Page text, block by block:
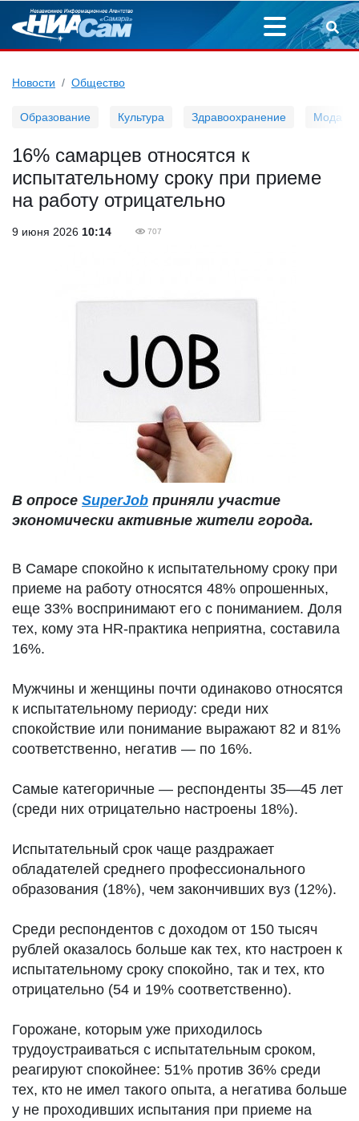
Новости Общество
Образование Культура Здравоохранение Мода
16% самарцев относятся к
испытательному сроку при приеме
на работу отрицательно
9 июня 2026 10:14 707
В опросе SuperJob приняли участие
экономически активные жители города.
В Самаре спокойно к испытательному сроку при
приеме на работу относятся 48% опрошенных,
еще 33% воспринимают его с пониманием. Доля
тех, кому эта HR-практика неприятна, составила
16%.
Мужчины и женщины почти одинаково относятся
к испытательному периоду: среди них
спокойствие или понимание выражают 82 и 81%
соответственно, негатив — по 16%.
Самые категоричные — респонденты 35—45 лет
(среди них отрицательно настроены 18%).
Испытательный срок чаще раздражает
обладателей среднего профессионального
образования (18%), чем закончивших вуз (12%).
Среди респондентов с доходом от 150 тысяч
рублей оказалось больше как тех, кто настроен к
испытательному сроку спокойно, так и тех, кто
отрицательно (54 и 19% соответственно).
Горожане, которым уже приходилось
трудоустраиваться с испытательным сроком,
реагируют спокойнее: 51% против 36% среди
тех, кто не имел такого опыта, а негатива больше
у не проходивших испытания при приеме на